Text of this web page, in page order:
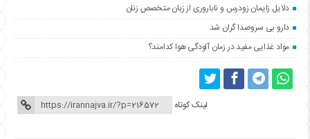
دلایل زایمان زودرس و ناباروری از زبان متخصص زنان
دارو بی سروصدا گران شد
مواد غذایی مفید در زمان آلودگی هوا کدامند؟
لینک کوتاه